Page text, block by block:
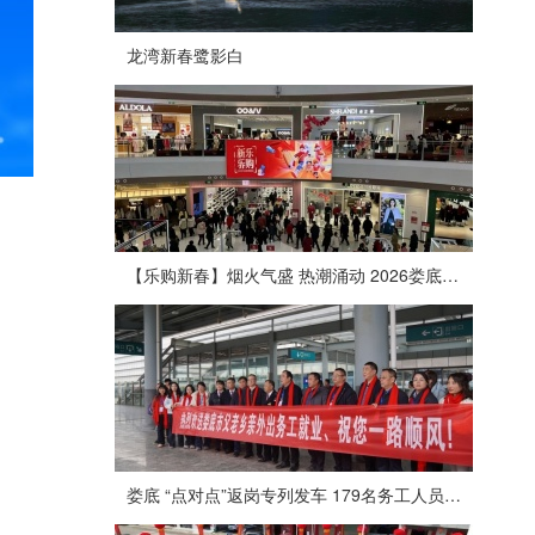
龙湾新春鹭影白
【乐购新春】烟火气盛 热潮涌动 2026娄底春节消费市场喜迎“开门红”
娄底 “点对点”返岗专列发车 179名务工人员免费赴沪